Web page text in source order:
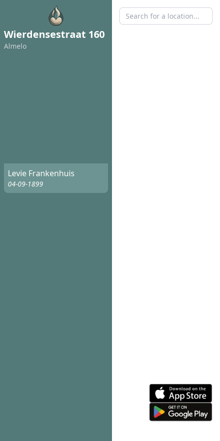
Wierdensestraat 160
Almelo
Levie Frankenhuis
04-09-1899